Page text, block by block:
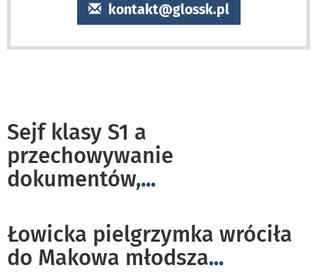
kontakt@glossk.pl
Sejf klasy S1 a
przechowywanie
dokumentów,...
Łowicka pielgrzymka wróciła
do Makowa młodsza...